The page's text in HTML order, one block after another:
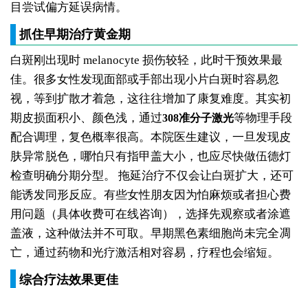
目尝试偏方延误病情。
抓住早期治疗黄金期
白斑刚出现时 melanocyte 损伤较轻，此时干预效果最
佳。很多女性发现面部或手部出现小片白斑时容易忽
视，等到扩散才着急，这往往增加了康复难度。其实初
期皮损面积小、颜色浅，通过308准分子激光等物理手段
配合调理，复色概率很高。本院医生建议，一旦发现皮
肤异常脱色，哪怕只有指甲盖大小，也应尽快做伍德灯
检查明确分期分型。
拖延治疗不仅会让白斑扩大，还可
能诱发同形反应。有些女性朋友因为怕麻烦或者担心费
用问题（具体收费可在线咨询），选择先观察或者涂遮
盖液，这种做法并不可取。早期黑色素细胞尚未完全凋
亡，通过药物和光疗激活相对容易，疗程也会缩短。
综合疗法效果更佳